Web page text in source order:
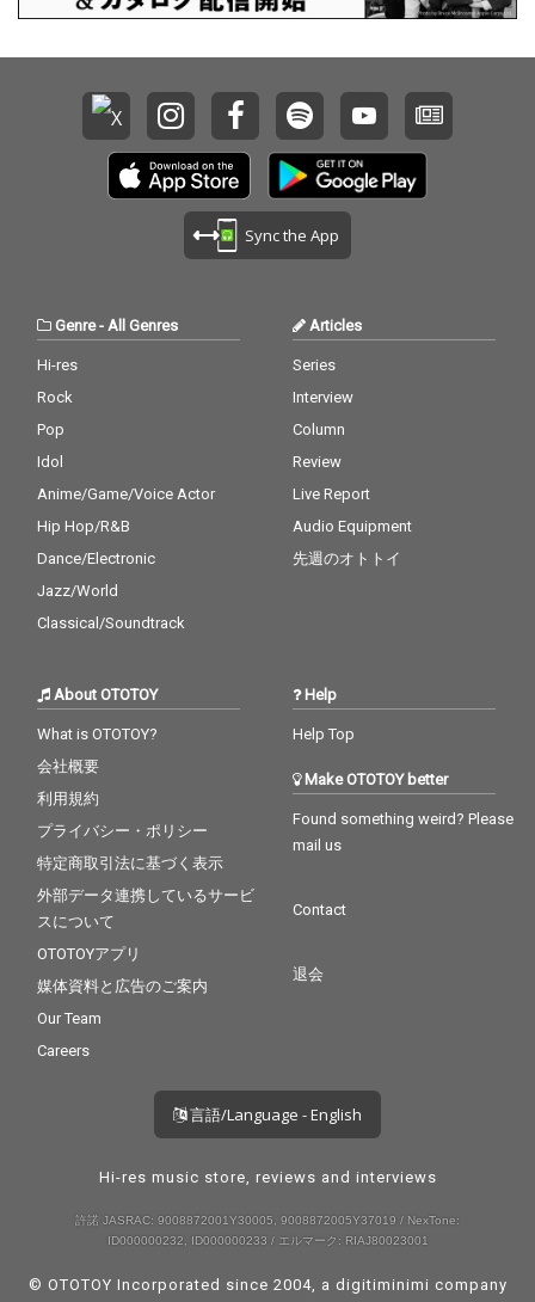
Sync the App
Genre- All Genres
Hi-res
Rock
Pop
Idol
Anime/Game/Voice Actor
Hip Hop/R&B
Dance/Electronic
Jazz/World
Classical/Soundtrack
Articles
Series
Interview
Column
Review
Live Report
Audio Equipment
先週のオトトイ
About OTOTOY
What is OTOTOY?
会社概要
利用規約
プライバシー・ポリシー
特定商取引法に基づく表示
外部データ連携しているサービ
スについて
OTOTOYアプリ
媒体資料と広告のご案内
Our Team
Careers
Help
Help Top
Make OTOTOY better
Found something weird? Please
mail us
Contact
退会
言語/Language - English
Hi-res music store, reviews and interviews
許諾 JASRAC: 9008872001Y30005, 9008872005Y37019 / NexTone:
ID000000232, ID000000233 / エルマーク: RIAJ80023001
© OTOTOY Incorporated since 2004, a digitiminimi company